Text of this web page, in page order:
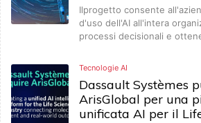
Ilprogetto consente
d'uso dell'AI all'intera
processi decisionali e
Tecnologie AI
Dassault Systèmes
ArisGlobal per una
unificata AI per il